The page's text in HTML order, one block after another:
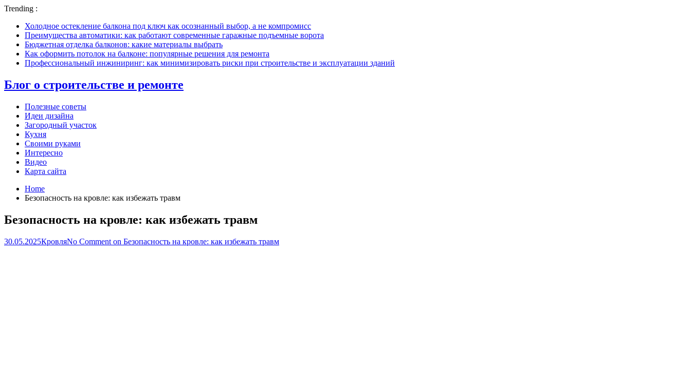
Trending :
Холодное остекление балкона под ключ как осознанный выбор, а не компромисс
Преимущества автоматики: как работают современные гаражные подъемные ворота
Бюджетная отделка балконов: какие материалы выбрать
Как оформить потолок на балконе: популярные решения для ремонта
Профессиональный инжиниринг: как минимизировать риски при строительстве и эксплуатации зданий
Блог о строительстве и ремонте
Полезные советы
Идеи дизайна
Загородный участок
Кухня
Своими руками
Интересно
Видео
Карта сайта
Home
Безопасность на кровле: как избежать травм
Безопасность на кровле: как избежать травм
30.05.2025КровляNo Comment on Безопасность на кровле: как избежать травм